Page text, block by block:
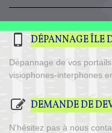
DÉPANNAGE ÎLE
Dépannage de vos
visiophones-interphones
DEMANDE DE
N'hésitez pas à nous